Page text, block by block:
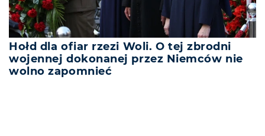
Hołd dla ofiar rzezi Woli. O tej zbrodni
wojennej dokonanej przez Niemców nie
wolno zapomnieć